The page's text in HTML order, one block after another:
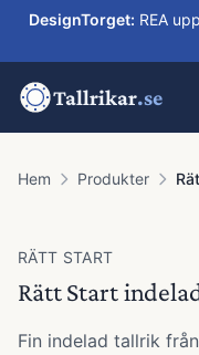
DesignTorget: REA
Tallrikar.se
Hem Produkter
RÄTT START
Rätt Start
Fin indelad tallrik